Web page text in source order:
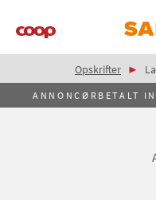
navigation
Brødkrumme
Opskrifter
ANNONCØRBETALT